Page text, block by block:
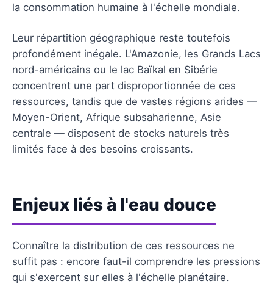
la consommation humaine à l'échelle mondiale.
Leur répartition géographique reste toutefois
profondément inégale. L'Amazonie, les Grands Lacs
nord-américains ou le lac Baïkal en Sibérie
concentrent une part disproportionnée de ces
ressources, tandis que de vastes régions arides —
Moyen-Orient, Afrique subsaharienne, Asie
centrale — disposent de stocks naturels très
limités face à des besoins croissants.
Enjeux liés à l'eau douce
Connaître la distribution de ces ressources ne
suffit pas : encore faut-il comprendre les pressions
qui s'exercent sur elles à l'échelle planétaire.